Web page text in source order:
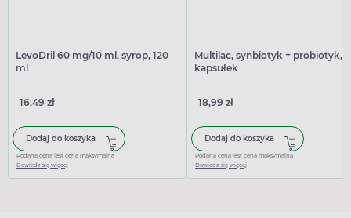
LevoDril 60 mg/10 ml, syrop, 120
ml
16,49 zł
Dodaj do koszyka
Podana cena jest ceną maksymalną
Dowiedz się więcej
Multilac, synbiotyk + probiotyk,
kapsułek
18,99 zł
Dodaj do koszyka
Podana cena jest ceną maksymalną
Dowiedz się więcej